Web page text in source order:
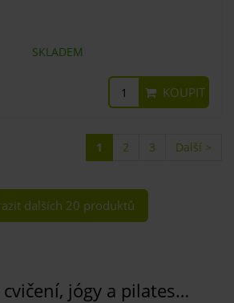
SKLADEM
KOUPIT
1 2 3 Další >
dalších 20 produktů
jógy a pilates…